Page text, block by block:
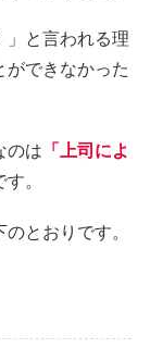
」と言われる理
できなかった
のは 「上司によ
。
とおりです。